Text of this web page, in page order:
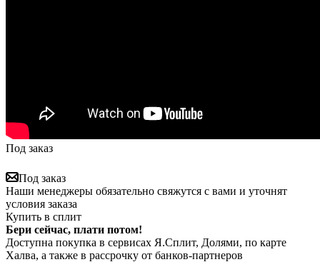
Под заказ
Под заказ
Наши менеджеры обязательно свяжутся с вами и уточнят
условия заказа
Купить в сплит
Бери сейчас, плати потом!
Доступна покупка в сервисах Я.Сплит, Долями, по карте
Халва, а также в рассрочку от банков-партнеров